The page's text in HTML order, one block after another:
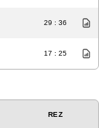
29 : 36
17 : 25
REZ